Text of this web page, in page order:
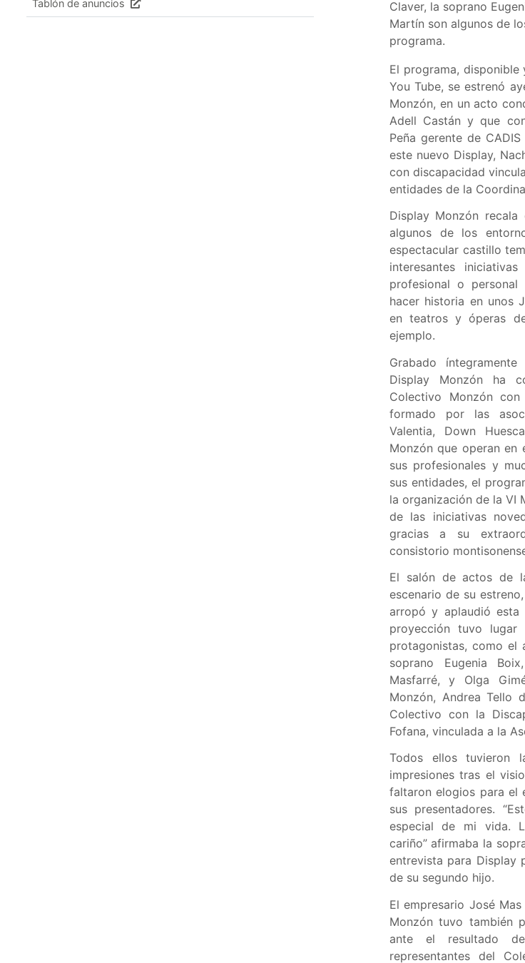
Tablón de anuncios
Claver, la soprano
Martín son algunos de
programa.
El programa, disponible
You Tube, se estrenó
Monzón, en un acto
Adell Castán y que
Peña gerente de
este nuevo Display,
con discapacidad
entidades de la
Display Monzón
algunos de los
espectacular castillo
interesantes
profesional o personal
hacer historia en unos
en teatros y óperas
ejemplo.
Grabado
Display Monzón ha
Colectivo Monzón
formado por las
Valentia, Down
Monzón que operan en
sus profesionales y
sus entidades, el
la organización de la VI
de las iniciativas
gracias a su
consistorio
El salón de actos de
escenario de su
arropó y aplaudió esta
proyección tuvo
protagonistas, como el
soprano Eugenia
Masfarré, y Olga
Monzón, Andrea Tello
Colectivo con la
Fofana, vinculada a la
Todos ellos tuvieron
impresiones tras el
faltaron elogios para el
sus presentadores.
especial de mi vida.
cariño” afirmaba la
entrevista para Display
de su segundo hijo.
El empresario José
Monzón tuvo también
ante el resultado
representantes del